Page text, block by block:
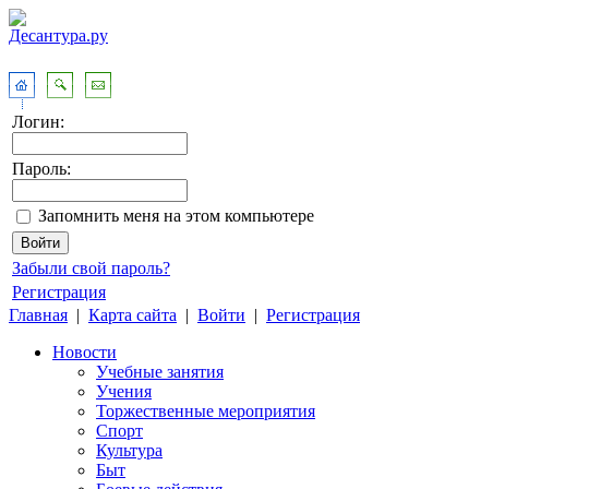
Логин:
Пароль:
Запомнить меня на этом компьютере
Забыли свой пароль?
Регистрация
Главная | Карта сайта | Войти | Регистрация
Новости
Учебные занятия
Учения
Торжественные мероприятия
Спорт
Культура
Быт